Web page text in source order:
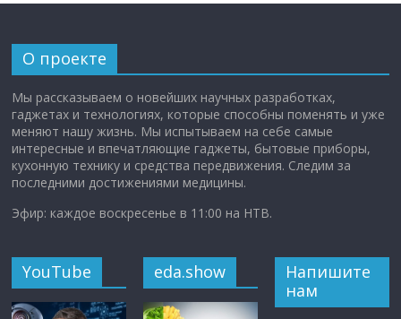
О проекте
Мы рассказываем о новейших научных разработках,
гаджетах и технологиях, которые способны поменять и уже
меняют нашу жизнь. Мы испытываем на себе самые
интересные и впечатляющие гаджеты, бытовые приборы,
кухонную технику и средства передвижения. Следим за
последними достижениями медицины.
Эфир: каждое воскресенье в 11:00 на НТВ.
YouTube eda.show
Напишите
нам